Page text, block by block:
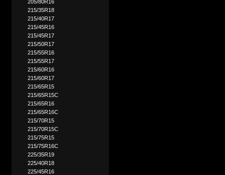
205/80R16
215/35R18
215/40R17
215/45R16
215/45R17
215/50R17
215/55R16
215/55R17
215/60R16
215/60R17
215/65R15
215/65R15C
215/65R16
215/65R16C
215/70R15
215/70R15C
215/75R15
215/75R16C
225/35R19
225/40R18
225/45R16